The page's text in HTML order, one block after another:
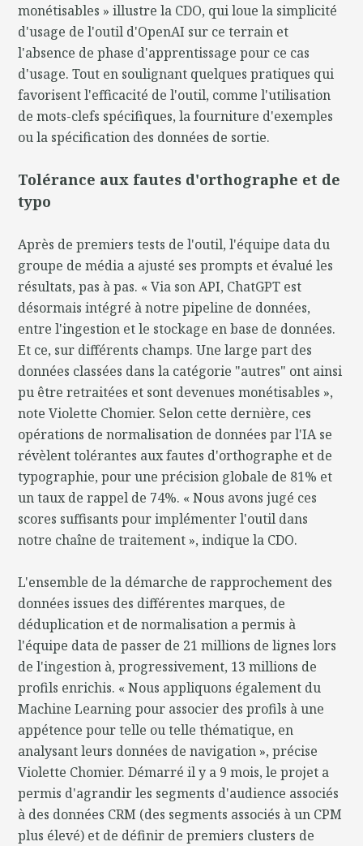
monétisables » illustre la CDO, qui loue la simplicité
d'usage de l'outil d'OpenAI sur ce terrain et
l'absence de phase d'apprentissage pour ce cas
d'usage. Tout en soulignant quelques pratiques qui
favorisent l'efficacité de l'outil, comme l'utilisation
de mots-clefs spécifiques, la fourniture d'exemples
ou la spécification des données de sortie.
Tolérance aux fautes d'orthographe et de
typo
Après de premiers tests de l'outil, l'équipe data du
groupe de média a ajusté ses prompts et évalué les
résultats, pas à pas. « Via son API, ChatGPT est
désormais intégré à notre pipeline de données,
entre l'ingestion et le stockage en base de données.
Et ce, sur différents champs. Une large part des
données classées dans la catégorie "autres" ont ainsi
pu être retraitées et sont devenues monétisables »,
note Violette Chomier. Selon cette dernière, ces
opérations de normalisation de données par l'IA se
révèlent tolérantes aux fautes d'orthographe et de
typographie, pour une précision globale de 81% et
un taux de rappel de 74%. « Nous avons jugé ces
scores suffisants pour implémenter l'outil dans
notre chaîne de traitement », indique la CDO.
L'ensemble de la démarche de rapprochement des
données issues des différentes marques, de
déduplication et de normalisation a permis à
l'équipe data de passer de 21 millions de lignes lors
de l'ingestion à, progressivement, 13 millions de
profils enrichis. « Nous appliquons également du
Machine Learning pour associer des profils à une
appétence pour telle ou telle thématique, en
analysant leurs données de navigation », précise
Violette Chomier. Démarré il y a 9 mois, le projet a
permis d'agrandir les segments d'audience associés
à des données CRM (des segments associés à un CPM
plus élevé) et de définir de premiers clusters de